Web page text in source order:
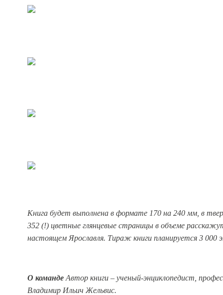
Книга будет выполнена в формате 170 на 240 мм, в
352 (!) цветные глянцевые страницы в объеме
настоящем Ярославля. Тираж книги планируется 3 000
О команде Автор книги – ученый-энциклопедист,
Владимир Ильич Жельвис.